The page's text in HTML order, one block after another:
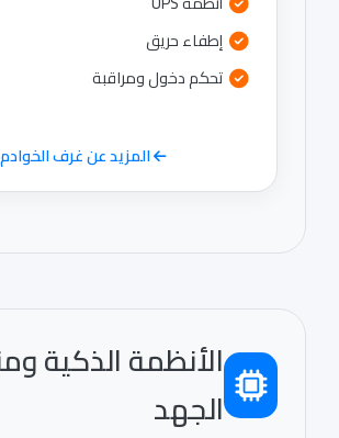
إطفاء حريق
تحكم دخول ومراقبة
المزيد عن غرف الخوادم
الأنظمة الذكية
الجهد